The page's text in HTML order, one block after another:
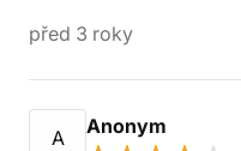
před 3 roky
A Anonym